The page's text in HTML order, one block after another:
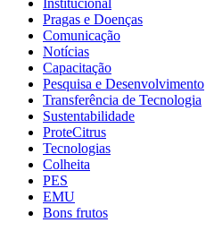
Institucional
Pragas e Doenças
Comunicação
Notícias
Capacitação
Pesquisa e Desenvolvimento
Transferência de Tecnologia
Sustentabilidade
ProteCitrus
Tecnologias
Colheita
PES
EMU
Bons frutos